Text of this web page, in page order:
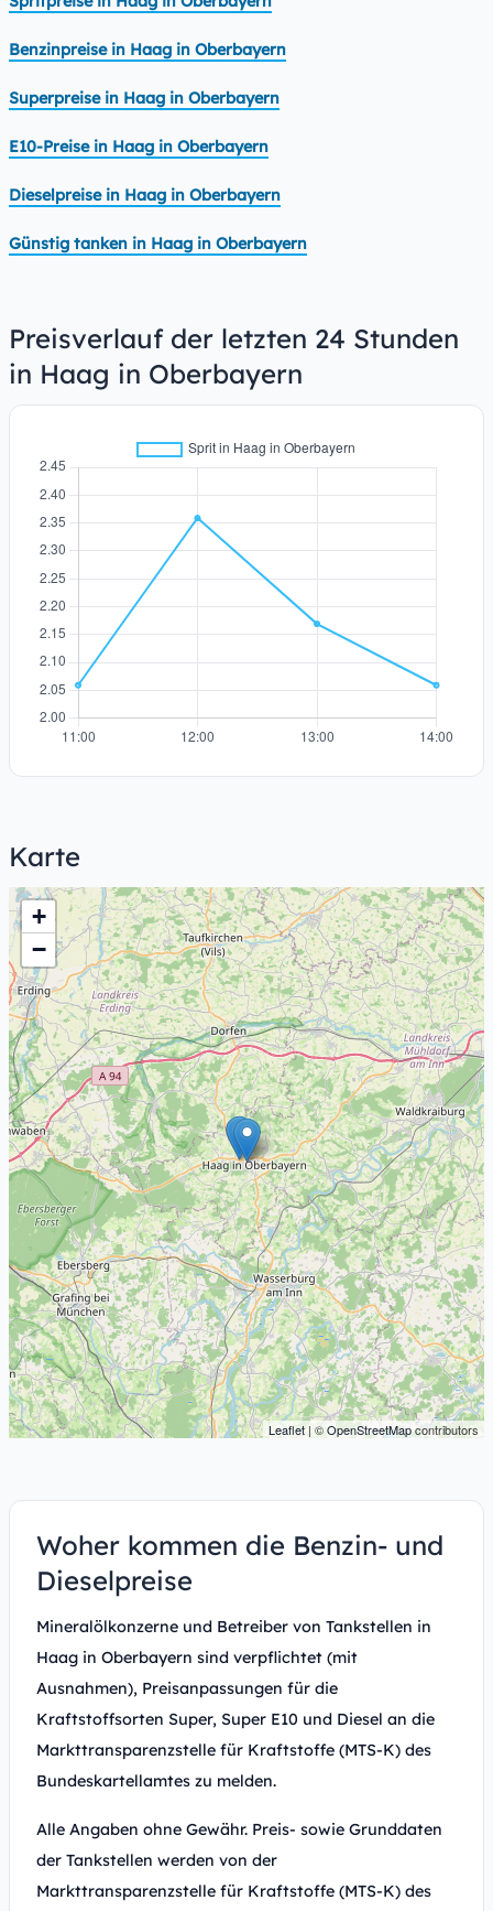
Benzinpreise in Haag in Oberbayern
Superpreise in Haag in Oberbayern
E10-Preise in Haag in Oberbayern
Dieselpreise in Haag in Oberbayern
Günstig tanken in Haag in Oberbayern
Preisverlauf der letzten 24 Stunden
in Haag in Oberbayern
Karte
+
−
Leaflet | ©OpenStreetMapcontributors
Woher kommen die Benzin- und
Dieselpreise
Mineralölkonzerne und Betreiber von Tankstellen in
Haag in Oberbayern sind verpflichtet (mit
Ausnahmen), Preisanpassungen für die
Kraftstoffsorten Super, Super E10 und Diesel an die
Markttransparenzstelle für Kraftstoffe (MTS-K) des
Bundeskartellamtes zu melden.
Alle Angaben ohne Gewähr. Preis- sowie Grunddaten
der Tankstellen werden von der
Markttransparenzstelle für Kraftstoffe (MTS-K) des